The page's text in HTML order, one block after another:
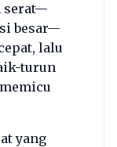
serat—
besar—
lalu
turun
yang